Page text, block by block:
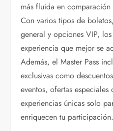
más fluida en
Con varios tipos de
general y opciones VIP,
experiencia que mejor se
Además, el Master Pass
exclusivas como
eventos, ofertas especiales
experiencias únicas solo
enriquecen tu participación.